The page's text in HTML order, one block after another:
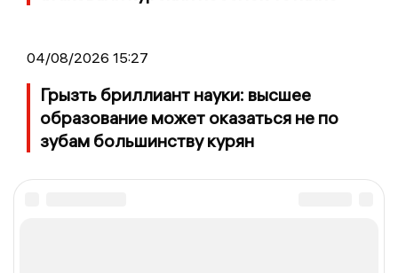
04/08/2026 15:27
Грызть бриллиант науки: высшее
образование может оказаться не по
зубам большинству курян